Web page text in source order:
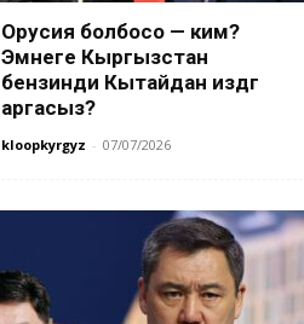
Орусия болбосо — ким?
Эмнеге Кыргызстан
бензинди Кытайдан издөөгө
аргасыз?
kloopkyrgyz - 07/07/2026